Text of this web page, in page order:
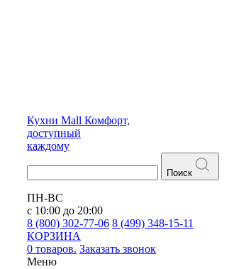
Кухни Mall Комфорт,
доступный
каждому
Поиск
ПН-ВС
с 10:00 до 20:00
8 (800) 302-77-06 8 (499) 348-15-11
КОРЗИНА
0 товаров. Заказать звонок
Меню